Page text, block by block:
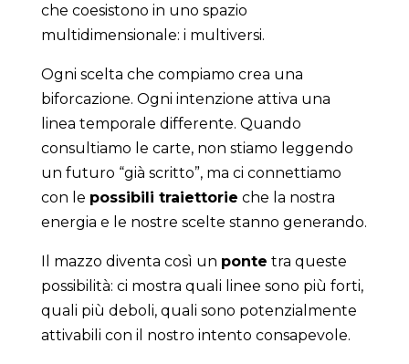
che coesistono in uno spazio
multidimensionale: i multiversi.
Ogni scelta che compiamo crea una
biforcazione. Ogni intenzione attiva una
linea temporale differente. Quando
consultiamo le carte, non stiamo leggendo
un futuro “già scritto”, ma ci connettiamo
con le possibili traiettorie che la nostra
energia e le nostre scelte stanno generando.
Il mazzo diventa così un ponte tra queste
possibilità: ci mostra quali linee sono più forti,
quali più deboli, quali sono potenzialmente
attivabili con il nostro intento consapevole.